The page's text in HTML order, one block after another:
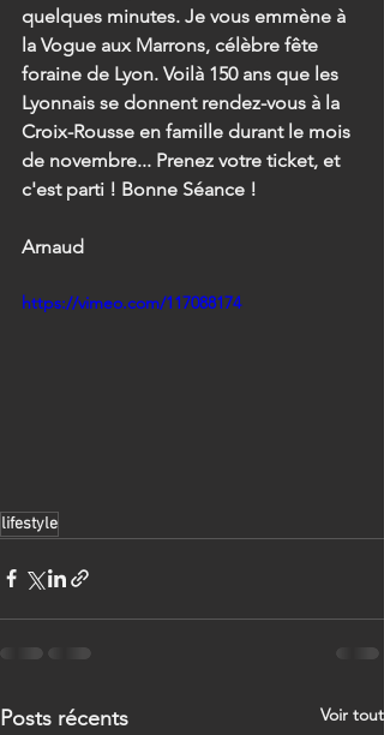
quelques minutes. Je vous emmène à
la Vogue aux Marrons, célèbre fête
foraine de Lyon. Voilà 150 ans que les
Lyonnais se donnent rendez-vous à la
Croix-Rousse en famille durant le mois
de novembre... Prenez votre ticket, et
c'est parti ! Bonne Séance !
Arnaud
https://vimeo.com/117088174
lifestyle
Posts récents Voir tout